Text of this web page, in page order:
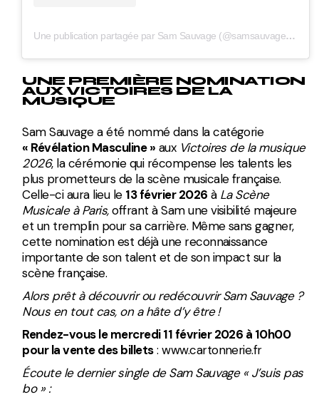
Une publication partagée par Sam Sauvage (@samsauvageoff)
UNE PREMIÈRE NOMINATION
AUX VICTOIRES DE LA
MUSIQUE
Sam Sauvage a été nommé dans la catégorie
« Révélation Masculine » aux Victoires de la musique
2026, la cérémonie qui récompense les talents les
plus prometteurs de la scène musicale française.
Celle-ci aura lieu le 13 février 2026 à La Scène
Musicale à Paris,offrant à Sam une visibilité majeure
et un tremplin pour sa carrière. Même sans gagner,
cette nomination est déjà une reconnaissance
importante de son talent et de son impact sur la
scène française.
Alors prêt à découvrir ou redécouvrir Sam Sauvage ?
Nous en tout cas, on a hâte d’y être !
Rendez-vous le mercredi 11 février 2026 à 10h00
pour la vente des billets:www.cartonnerie.fr
Écoute le dernier single de Sam Sauvage « J’suis pas
bo » :